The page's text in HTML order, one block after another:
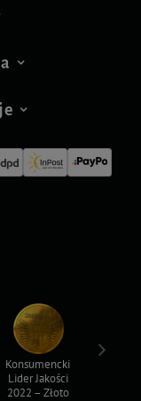
Konsumencki
Lider Jakości
2022 – Złoto